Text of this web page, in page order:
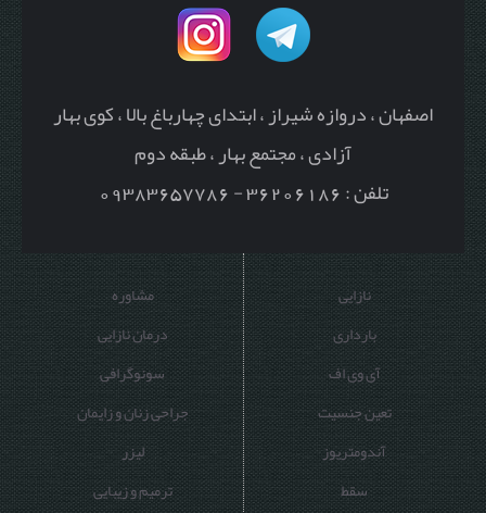
اصفهان ، دروازه شیراز ، ابتدای چهارباغ بالا ، کوی بهار
آزادی ، مجتمع بهار ، طبقه دوم
تلفن : 36206186 - 09383657786
نازایی
بارداری
آی وی اف
تعین جنسیت
آندومتریوز
سقط
مشاوره
درمان نازایی
سونوگرافی
جراحی زنان و زایمان
لیزر
ترمیم و زیبایی